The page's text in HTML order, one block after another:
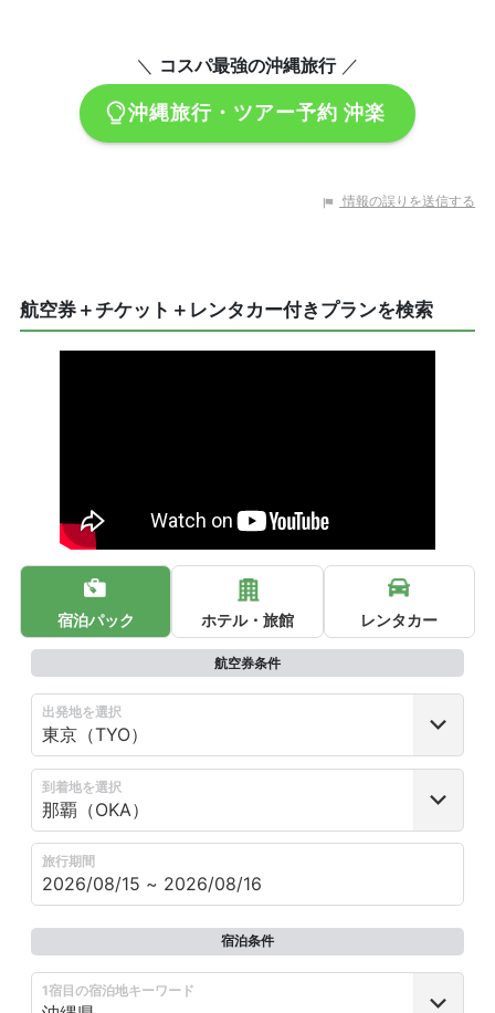
＼ コスパ最強の沖縄旅行／
沖縄旅行・ツアー予約 沖楽
情報の誤りを送信する
航空券＋チケット＋レンタカー付きプランを検索
宿泊パック ホテル・旅館 レンタカー
航空券条件
出発地を選択
到着地を選択
旅行期間
宿泊条件
1宿目の宿泊地キーワード